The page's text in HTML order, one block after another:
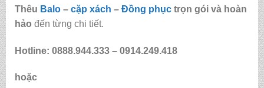
Thêu Balo– cặp xách – Đồng phụctrọn gói và hoàn
hảo đến từng chi tiết.
Hotline: 0888.944.333 – 0914.249.418
hoặc